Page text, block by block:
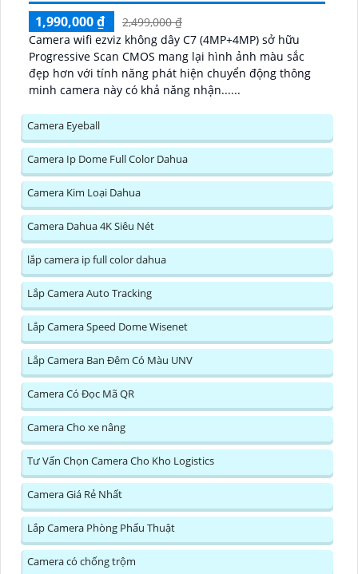
1,990,000 ₫
2,499,000 ₫
Camera wifi ezviz không dây C7 (4MP+4MP) sở hữu
Progressive Scan CMOS mang lại hình ảnh màu sắc
đẹp hơn với tính năng phát hiện chuyển động thông
minh camera này có khả năng nhận......
Camera Eyeball
Camera Ip Dome Full Color Dahua
Camera Kim Loại Dahua
Camera Dahua 4K Siêu Nét
lắp camera ip full color dahua
Lắp Camera Auto Tracking
Lắp Camera Speed Dome Wisenet
Lắp Camera Ban Đêm Có Màu UNV
Camera Có Đọc Mã QR
Camera Cho xe nâng
Tư Vấn Chọn Camera Cho Kho Logistics
Camera Giá Rẻ Nhất
Lắp Camera Phòng Phẩu Thuật
Camera có chống trộm